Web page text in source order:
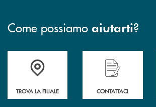
Come possiamo aiutarti?
Accedi all' elenco completo&nbsp;
TROVA LA FILIALE
Hai bisogno di
CONTATTACI